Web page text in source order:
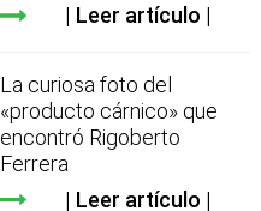
Leer artículo
La curiosa foto del
«producto cárnico» que
encontró Rigoberto
Ferrera
Leer artículo